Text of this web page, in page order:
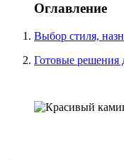
Оглавление
Выбор стиля,
Готовые решения